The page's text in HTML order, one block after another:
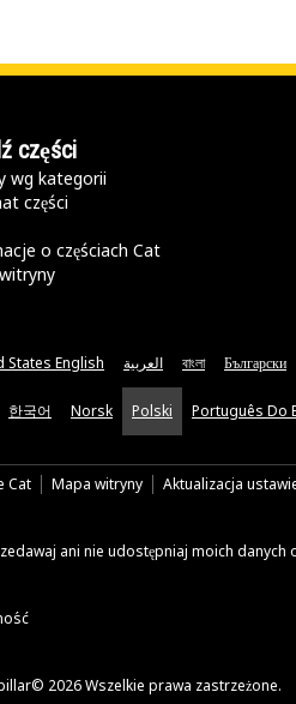
części
wg kategorii
części
o częściach Cat
States English العربية বাংলা Български
한국어 Norsk Polski Português Do
Cat Mapa witryny Aktualizacja
ani nie udostępniaj moich danych
2026 Wszelkie prawa zastrzeżone.